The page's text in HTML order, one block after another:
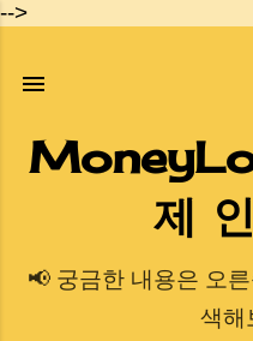
-->
기본 콘텐
제
📢 궁금한 내용은 오
색해